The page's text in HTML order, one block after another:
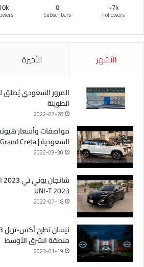
7k+
Followers
0
Subscribers
الأشهر الأخيرة
المرور السعودي يُطلق
الطويلة
2022-07-28
السعودية | Hyundai Grand Creta
2022-09-30
UNI-T 2023
2022-07-18
منطقة الشرق الأوسط
2023-01-19